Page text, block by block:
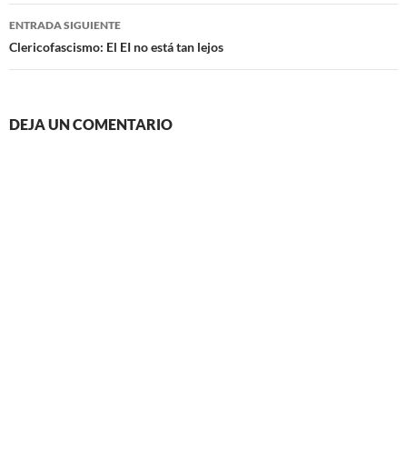
entradas
ENTRADA SIGUIENTE
Clericofascismo: El EI no está tan lejos
DEJA UN COMENTARIO